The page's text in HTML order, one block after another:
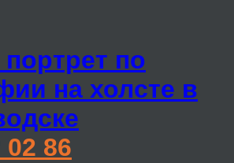
портрет по
на холсте в
02 86